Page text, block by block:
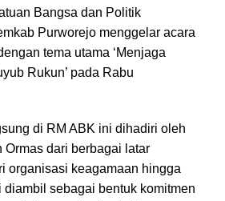
Bangsa dan Politik
Purworejo menggelar acara
tema utama ‘Menjaga
Rukun’ pada Rabu
di RM ABK ini dihadiri oleh
Ormas dari berbagai latar
organisasi keagamaan hingga
diambil sebagai bentuk komitmen